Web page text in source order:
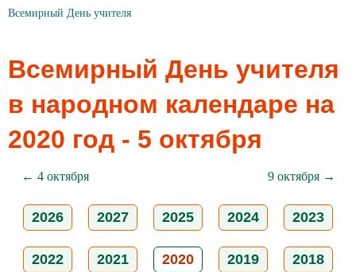
Всемирный День учителя
Всемирный День учителя
в народном календаре на
2020 год - 5 октября
← 4 октября 9 октября →
2026 2027 2025 2024 2023
2022 2021 2020 2019 2018